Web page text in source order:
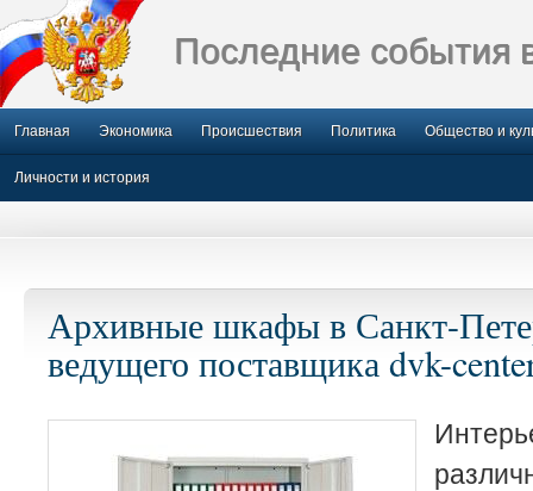
Последние события
Главная Экономика Происшествия Политика Общество и
Личности и история
Архивные шкафы в Санкт-
ведущего поставщика dvk-